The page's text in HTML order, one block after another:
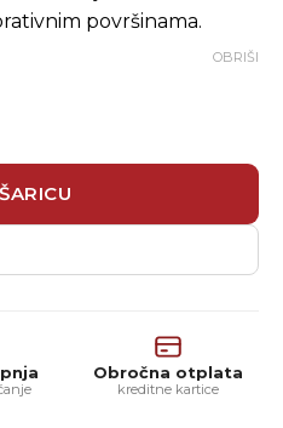
površinama.
OBRIŠI
Obročna otplata
kreditne kartice